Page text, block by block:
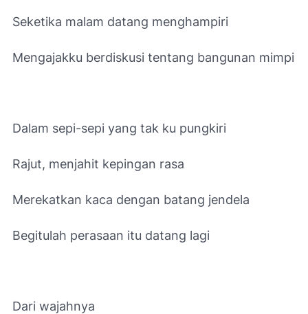
Seketika malam datang menghampiri
Mengajakku berdiskusi tentang bangunan mimpi
Dalam sepi-sepi yang tak ku pungkiri
Rajut, menjahit kepingan rasa
Merekatkan kaca dengan batang jendela
Begitulah perasaan itu datang lagi
Dari wajahnya